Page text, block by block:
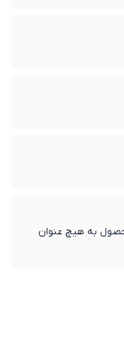
به هیچ عنوان